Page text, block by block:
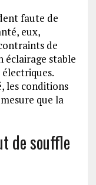
faute de
eux,
de
éclairage stable
les conditions
que la
de souffle